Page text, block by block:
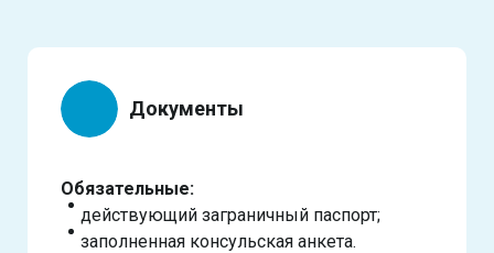
Документы
Обязательные:
действующий заграничный паспорт;
заполненная консульская анкета.